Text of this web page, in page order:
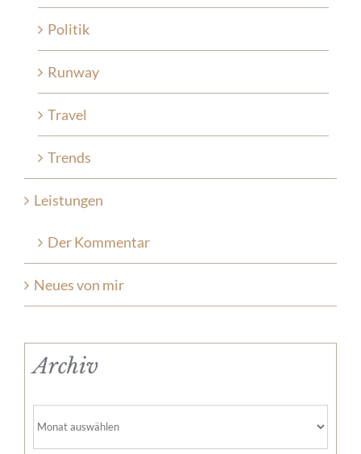
Politik
Runway
Travel
Trends
Leistungen
Der Kommentar
Neues von mir
Archiv